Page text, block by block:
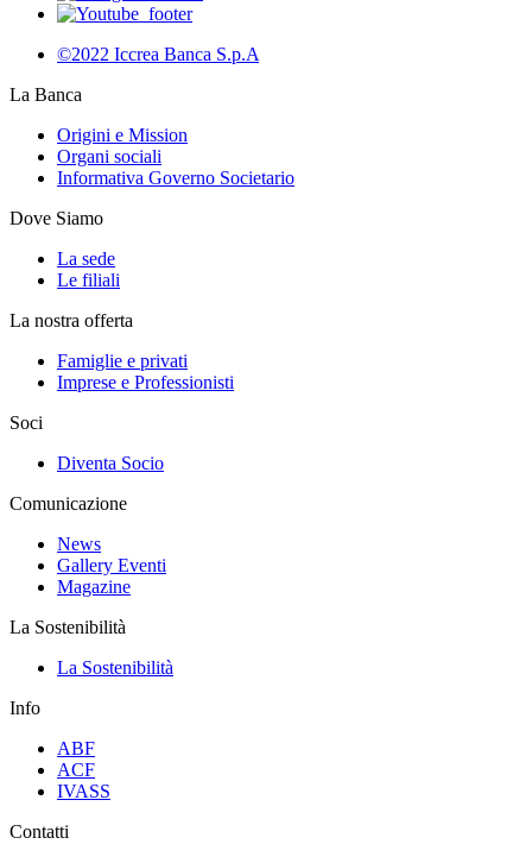
©2022 Iccrea Banca S.p.A
La Banca
Origini e Mission
Organi sociali
Informativa Governo Societario
Dove Siamo
La sede
Le filiali
La nostra offerta
Famiglie e privati
Imprese e Professionisti
Soci
Diventa Socio
Comunicazione
News
Gallery Eventi
Magazine
La Sostenibilità
La Sostenibilità
Info
ABF
ACF
IVASS
Contatti